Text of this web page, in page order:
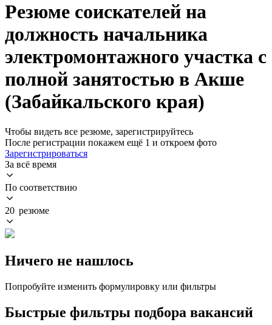
Резюме соискателей на
должность начальника
электромонтажного участка с
полной занятостью в Акше
(Забайкальского края)
Чтобы видеть все резюме, зарегистрируйтесь
После регистрации покажем ещё 1 и откроем фото
Зарегистрироваться
За всё время
По соответствию
20 резюме
Ничего не нашлось
Попробуйте изменить формулировку или фильтры
Быстрые фильтры подбора вакансий